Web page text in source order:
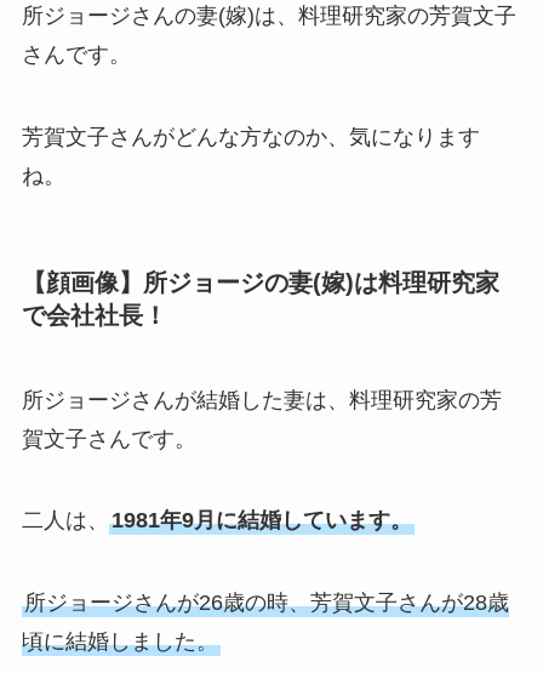
所ジョージさんの妻(嫁)は、料理研究家の芳賀文子
さんです。
芳賀文子さんがどんな方なのか、気になります
ね。
【顔画像】所ジョージの妻(嫁)は料理研究家
で会社社長！
所ジョージさんが結婚した妻は、料理研究家の芳
賀文子さんです。
二人は、 1981年9月に結婚しています。
所ジョージさんが26歳の時、芳賀文子さんが28歳
頃に結婚しました。